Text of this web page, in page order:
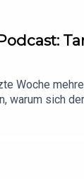
Woche
warum sich
was die